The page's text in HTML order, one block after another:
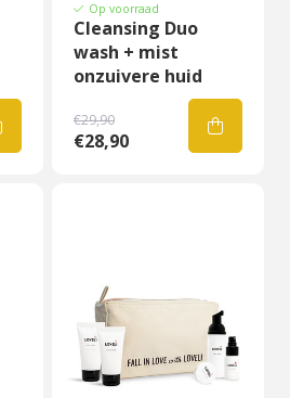
Op voorraad
Cleansing Duo
wash + mist
onzuivere huid
€29,90
€28,90